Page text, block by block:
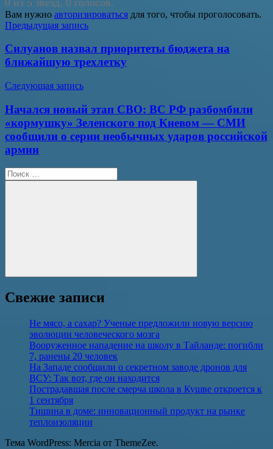
Вам нужно авторизироваться для того, чтобы проголосовать.
Навигация
по
записям
Предыдущая запись
Силуанов назвал приоритеты бюджета на
ближайшую трехлетку
Следующая запись
Начался новый этап СВО: ВС РФ разбомбили
«кормушку» Зеленского под Киевом — СМИ
сообщили о серии необычных ударов российской
армии
Поиск
для:
Поиск
Свежие записи
Не мясо, а сахар? Ученые предложили новую версию
эволюции человеческого мозга
Вооруженное нападение на школу в Тайланде: погибли
7, ранены 20 человек
На Западе сообщили о секретном заводе дронов для
ВСУ: Так вот, где он находится
Пострадавшая после смерча школа в Кушве откроется к
1 сентября
Тишина в доме: инновационный продукт на рынке
теплоизоляции
Тема WordPress: Mercia от ThemeZee.